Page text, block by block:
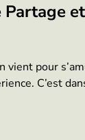
vient pour
C’est